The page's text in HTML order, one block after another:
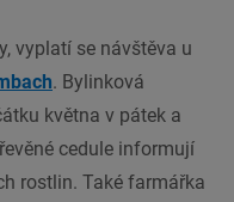
vyplatí se návštěva u
. Bylinková
května v pátek a
cedule informují
rostlin. Také farmářka